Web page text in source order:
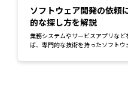
ソフトウェア開発の依頼
的な探し方を解説
業務システムやサービスアプリな
ば、専門的な技術を持ったソフトウ